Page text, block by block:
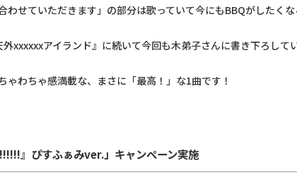
わせていただきます」の部分は歌っていて今にもBBQがしたく
xxxxxxアイランド』に続いて今回も木弟子さんに書き下ろして
ゃわちゃ感満載な、まさに「最高！」な1曲です！
』ぴすふぁみver.」キャンペーン実施